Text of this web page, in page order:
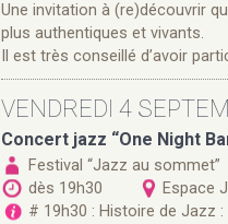
Une invitation à (re)découvrir
plus authentiques et vivants.
Il est très conseillé d’avoir
VENDREDI 4
Concert jazz “One Night
Festival “Jazz au sommet”
dès 19h30
Espace
# 19h30 : Histoire de Jazz